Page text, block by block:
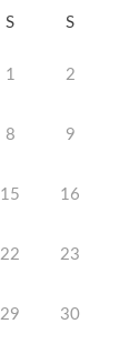
S S
1 2
8 9
15 16
22 23
29 30